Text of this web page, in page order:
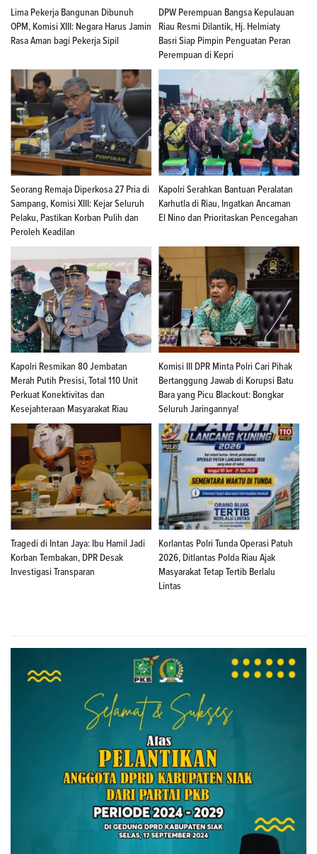
Lima Pekerja Bangunan Dibunuh
OPM, Komisi XIII: Negara Harus Jamin
Rasa Aman bagi Pekerja Sipil
DPW Perempuan Bangsa Kepulauan
Riau Resmi Dilantik, Hj. Helmiaty
Basri Siap Pimpin Penguatan Peran
Perempuan di Kepri
Seorang Remaja Diperkosa 27 Pria di
Sampang, Komisi XIII: Kejar Seluruh
Pelaku, Pastikan Korban Pulih dan
Peroleh Keadilan
Kapolri Serahkan Bantuan Peralatan
Karhutla di Riau, Ingatkan Ancaman
El Nino dan Prioritaskan Pencegahan
Kapolri Resmikan 80 Jembatan
Merah Putih Presisi, Total 110 Unit
Perkuat Konektivitas dan
Kesejahteraan Masyarakat Riau
Komisi III DPR Minta Polri Cari Pihak
Bertanggung Jawab di Korupsi Batu
Bara yang Picu Blackout: Bongkar
Seluruh Jaringannya!
Tragedi di Intan Jaya: Ibu Hamil Jadi
Korban Tembakan, DPR Desak
Investigasi Transparan
Korlantas Polri Tunda Operasi Patuh
2026, Ditlantas Polda Riau Ajak
Masyarakat Tetap Tertib Berlalu
Lintas